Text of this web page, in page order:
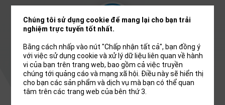
info@pvzp.cz
Chúng tôi sử dụng cookie để mang lại cho bạn trải
nghiệm trực tuyến tốt nhất.
Bằng cách nhấp vào nút "Chấp nhận tất cả", bạn đồng ý
với việc sử dụng cookie và xử lý dữ liệu liên quan về hành
vi của bạn trên trang web, bao gồm cả việc truyền
chúng tới quảng cáo và mạng xã hội. Điều này sẽ hiển thị
cho bạn các sản phẩm và dịch vụ mà bạn có thể quan
tâm trên các trang web của bên thứ 3.